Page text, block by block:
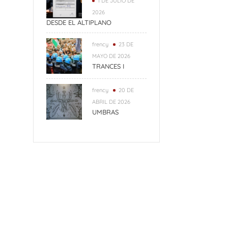
2026
DESDE EL ALTIPLANO
frency
23 DE
MAYO DE 2026
TRANCES I
frency
20 DE
ABRIL DE 2026
UMBRAS